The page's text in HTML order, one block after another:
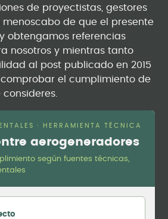
de proyectistas, gestores
menoscabo de que el presente
obtengamos referencias
nosotros y mientras tanto
al post publicado en 2015
el cumplimiento de
consideres.
· HERRAMIENTA TÉCNICA
aerogeneradores
según fuentes técnicas,